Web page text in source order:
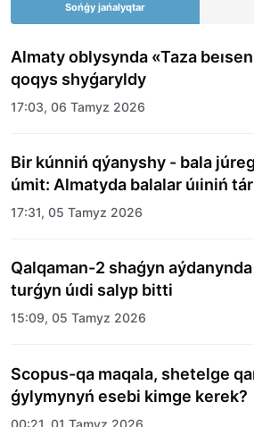
Sońǵy jańalyqtar
Almaty oblysynda «Taza
qoqys shyǵaryldy
17:03, 06 Tamyz 2026
Bir kúnniń qýanyshy - bala
úmit: Almatyda balalar úıiniń
merekelik kún uıymdastyryldy
17:31, 05 Tamyz 2026
Qalqaman-2 shaǵyn
turǵyn úıdi salyp bitti
15:09, 05 Tamyz 2026
Scopus-qa maqala, shetelge
ǵylymynyń esebi kimge kerek?
00:21, 01 Tamyz 2026